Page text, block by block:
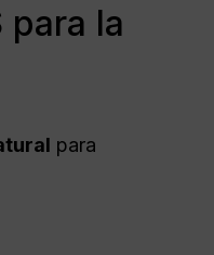
para la
para